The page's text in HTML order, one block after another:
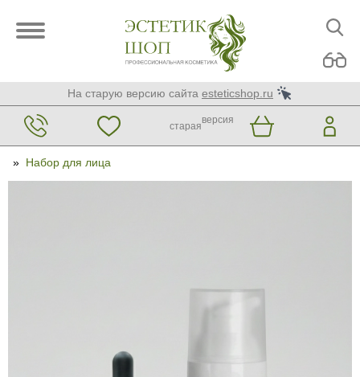
На старую версию сайта esteticshop.ru
старая
версия
» Набор для лица